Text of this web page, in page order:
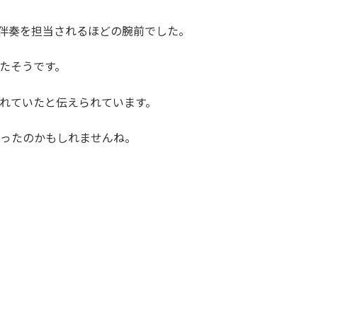
を担当されるほどの腕前でした。​
うです。
いたと伝えられています。​
たのかもしれませんね。​